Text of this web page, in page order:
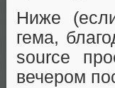
Ниже
гема,
source
вечером